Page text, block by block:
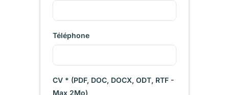
Téléphone
CV * (PDF, DOC, DOCX, ODT, RTF -
Max 2Mo)